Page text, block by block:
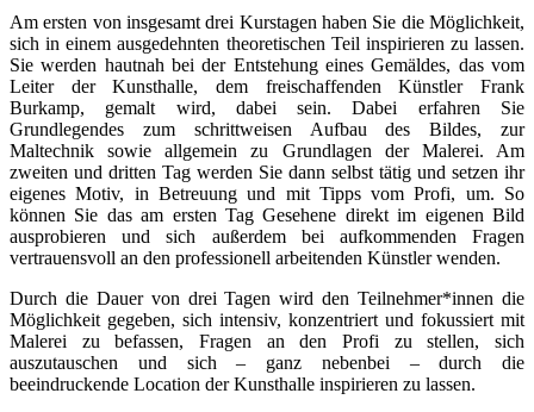
Am ersten von insgesamt drei Kurstagen haben Sie die Möglichkeit,
sich in einem ausgedehnten theoretischen Teil inspirieren zu lassen.
Sie werden hautnah bei der Entstehung eines Gemäldes, das vom
Leiter der Kunsthalle, dem freischaffenden Künstler Frank
Burkamp, gemalt wird, dabei sein. Dabei erfahren Sie
Grundlegendes zum schrittweisen Aufbau des Bildes, zur
Maltechnik sowie allgemein zu Grundlagen der Malerei. Am
zweiten und dritten Tag werden Sie dann selbst tätig und setzen ihr
eigenes Motiv, in Betreuung und mit Tipps vom Profi, um. So
können Sie das am ersten Tag Gesehene direkt im eigenen Bild
ausprobieren und sich außerdem bei aufkommenden Fragen
vertrauensvoll an den professionell arbeitenden Künstler wenden.
Durch die Dauer von drei Tagen wird den Teilnehmer*innen die
Möglichkeit gegeben, sich intensiv, konzentriert und fokussiert mit
Malerei zu befassen, Fragen an den Profi zu stellen, sich
auszutauschen und sich – ganz nebenbei – durch die
beeindruckende Location der Kunsthalle inspirieren zu lassen.